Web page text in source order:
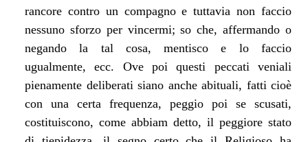
rancore contro un compagno e tuttavia non faccio
nessuno sforzo per vincermi; so che, affermando o
negando la tal cosa, mentisco e lo faccio
ugualmente, ecc. Ove poi questi peccati veniali
pienamente deliberati siano anche abituali, fatti cioè
con una certa frequenza, peggio poi se scusati,
costituiscono, come abbiam detto, il peggiore stato